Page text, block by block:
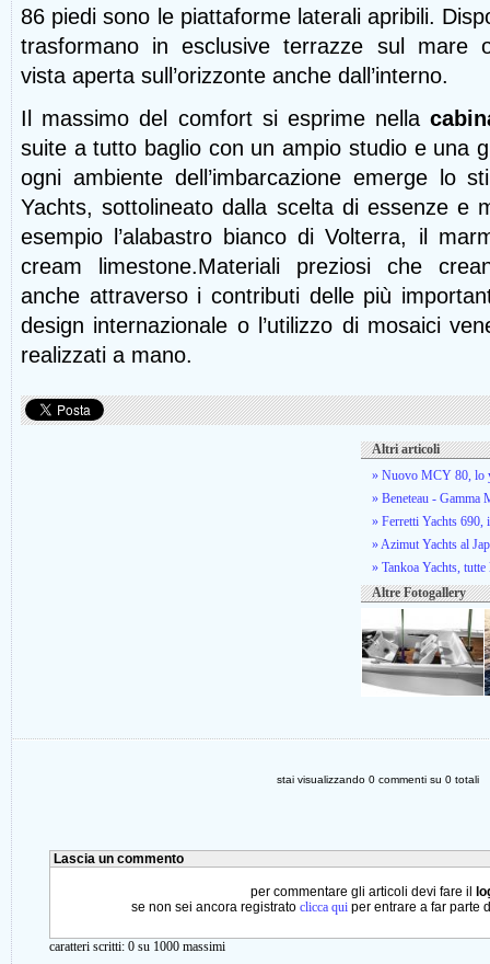
86 piedi sono le piattaforme laterali apribili.
trasformano in esclusive terrazze sul mare
vista aperta sull’orizzonte anche dall’interno.
Il massimo del comfort si esprime nella
suite a tutto baglio con un ampio studio e una
ogni ambiente dell’imbarcazione emerge lo
Yachts, sottolineato dalla scelta di essenze e
esempio l’alabastro bianco di Volterra, il
cream limestone.Materiali preziosi che
anche attraverso i contributi delle più
design internazionale o l’utilizzo di mosaici
realizzati a mano.
Altri articoli
» Nuovo MCY 80, lo
» Beneteau - Gamma
» Ferretti Yachts 690,
» Azimut Yachts al
» Tankoa Yachts, tutte
Altre Fotogallery
stai visualizzando 0commenti su 0totali
Lascia un commento
per commentare gli articoli devi fare il
se non sei ancora registrato clicca quiper entrare a far parte
caratteri scritti: 0 su 1000 massimi